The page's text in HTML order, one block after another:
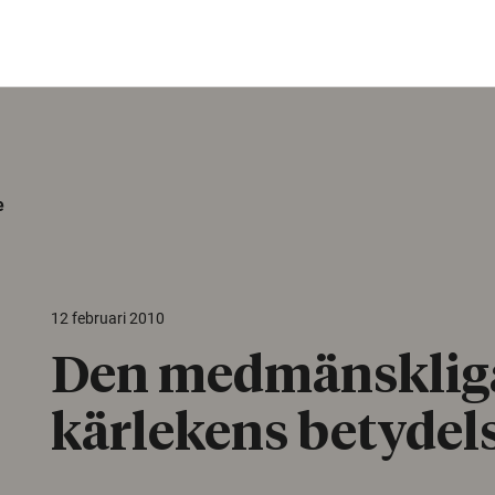
12 februari 2010
Den
kärlekens